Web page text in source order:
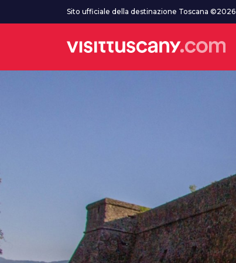
Vai al contenuto principaleSito ufficiale della destinazione Toscana ©2026